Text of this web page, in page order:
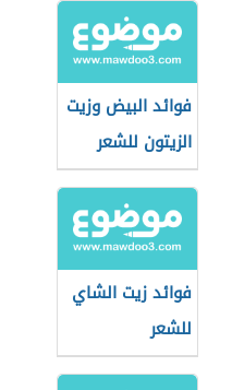
فوائد البيض وزيت
الزيتون للشعر
فوائد زيت الشاي
للشعر